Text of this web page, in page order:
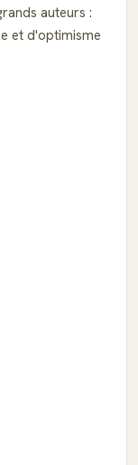
auteurs :
et d'optimisme